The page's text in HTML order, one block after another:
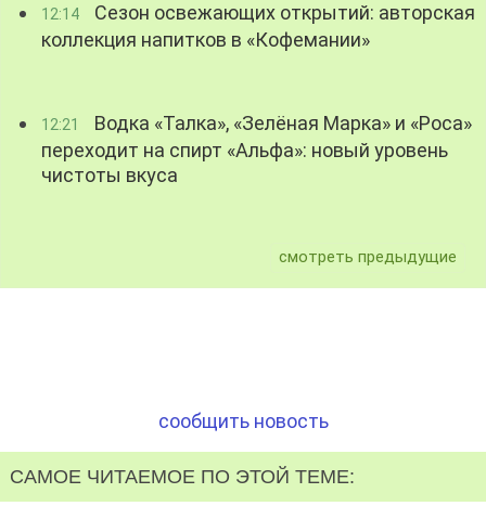
12:14
Сезон освежающих открытий: авторская
коллекция напитков в «Кофемании»
12:21
Водка «Талка», «Зелёная Марка» и «Роса»
переходит на спирт «Альфа»: новый уровень
чистоты вкуса
смотреть предыдущие
сообщить новость
САМОЕ ЧИТАЕМОЕ ПО ЭТОЙ ТЕМЕ: